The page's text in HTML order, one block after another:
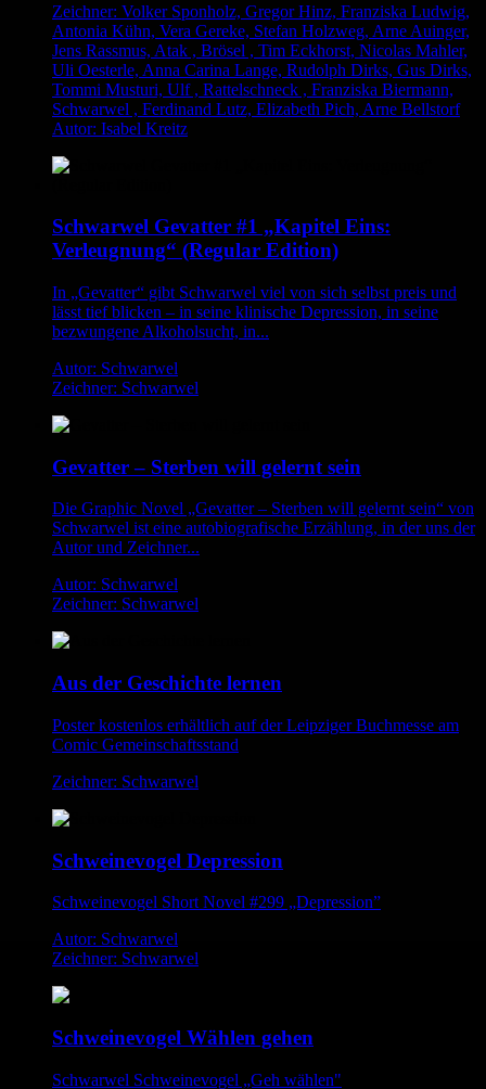
Zeichner: Volker Sponholz, Gregor Hinz, Franziska Ludwig,
Antonia Kühn, Vera Gereke, Stefan Holzweg, Arne Auinger,
Jens Rassmus, Atak , Brösel , Tim Eckhorst, Nicolas Mahler,
Uli Oesterle, Anna Carina Lange, Rudolph Dirks, Gus Dirks,
Tommi Musturi, Ulf , Rattelschneck , Franziska Biermann,
Schwarwel , Ferdinand Lutz, Elizabeth Pich, Arne Bellstorf
Autor: Isabel Kreitz
Schwarwel Gevatter #1 „Kapitel Eins:
Verleugnung“ (Regular Edition)
In „Gevatter“ gibt Schwarwel viel von sich selbst preis und
lässt tief blicken – in seine klinische Depression, in seine
bezwungene Alkoholsucht, in...
Autor: Schwarwel
Zeichner: Schwarwel
Gevatter – Sterben will gelernt sein
Die Graphic Novel „Gevatter – Sterben will gelernt sein“ von
Schwarwel ist eine autobiografische Erzählung, in der uns der
Autor und Zeichner...
Autor: Schwarwel
Zeichner: Schwarwel
Aus der Geschichte lernen
Poster kostenlos erhältlich auf der Leipziger Buchmesse am
Comic Gemeinschaftsstand
Zeichner: Schwarwel
Schweinevogel Depression
Schweinevogel Short Novel #299 „Depression”
Autor: Schwarwel
Zeichner: Schwarwel
Schweinevogel Wählen gehen
Schwarwel Schweinevogel „Geh wählen"